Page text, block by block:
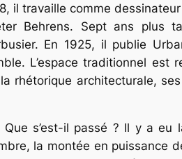
il travaille comme
Behrens. Sept ans plus
En 1925, il publie
L’espace traditionnel est
rhétorique architecturale,
Que s’est-il passé ? Il y a eu
la montée en puissance